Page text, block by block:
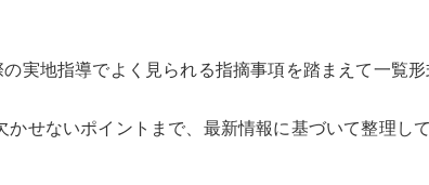
実地指導でよく見られる指摘事項を踏まえて一覧形
せないポイントまで、最新情報に基づいて整理して